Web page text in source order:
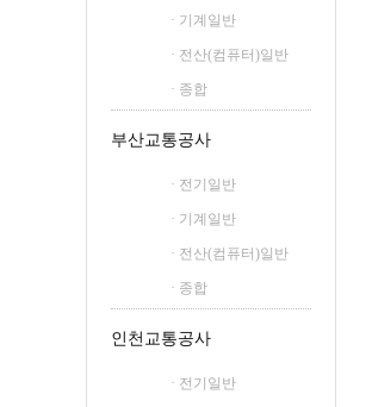
· 기계일반
· 전산(컴퓨터)일반
· 종합
부산교통공사
· 전기일반
· 기계일반
· 전산(컴퓨터)일반
· 종합
인천교통공사
· 전기일반